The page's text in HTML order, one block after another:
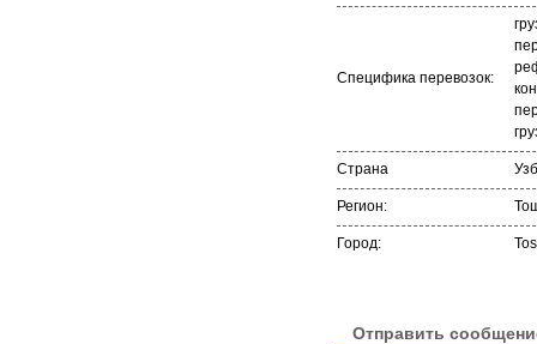
Специфика перевозок:
Страна
Регион:
Город:
Отправить